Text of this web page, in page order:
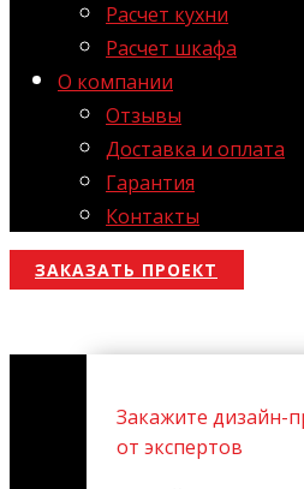
Расчет кухни
Расчет шкафа
О компании
Отзывы
Доставка и оплата
Гарантия
Контакты
ЗАКАЗАТЬ ПРОЕКТ
Закажите дизайн-
от экспертов